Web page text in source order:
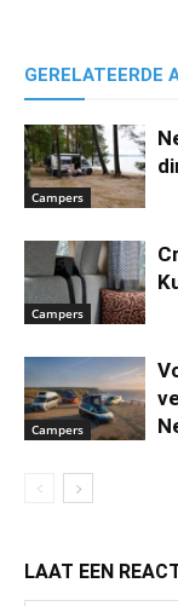
GERELATEERDE
Campers
Campers
Campers
LAAT EEN